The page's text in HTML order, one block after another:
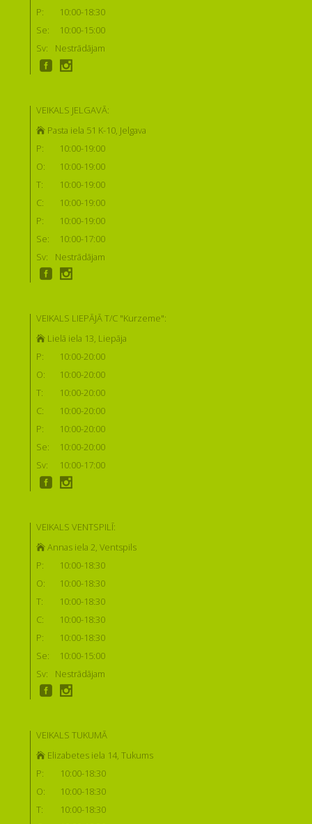
P:
10:00-18:30
Se:
10:00-15:00
Sv:
Nestrādājam
VEIKALS JELGAVĀ:
Pasta iela 51 K-10, Jelgava
P:
10:00-19:00
O:
10:00-19:00
T:
10:00-19:00
C:
10:00-19:00
P:
10:00-19:00
Se:
10:00-17:00
Sv:
Nestrādājam
VEIKALS LIEPĀJĀ T/C "Kurzeme":
Lielā iela 13, Liepāja
P:
10:00-20:00
O:
10:00-20:00
T:
10:00-20:00
C:
10:00-20:00
P:
10:00-20:00
Se:
10:00-20:00
Sv:
10:00-17:00
VEIKALS VENTSPILĪ:
Annas iela 2, Ventspils
P:
10:00-18:30
O:
10:00-18:30
T:
10:00-18:30
C:
10:00-18:30
P:
10:00-18:30
Se:
10:00-15:00
Sv:
Nestrādājam
VEIKALS TUKUMĀ
Elizabetes iela 14, Tukums
P:
10:00-18:30
O:
10:00-18:30
T:
10:00-18:30